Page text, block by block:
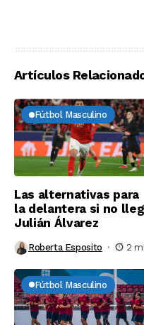
Artículos
Fútbol Masculino
Las alternativas para
la delantera si no
Julián Álvarez
Roberta Esposito 2
Fútbol Masculino